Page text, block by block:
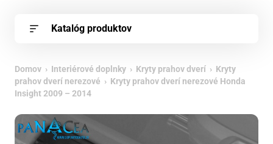
Katalóg produktov
Domov › Interiérové doplnky › Kryty prahov dverí › Kryty
prahov dverí nerezové › Kryty prahov dverí nerezové Honda
Insight 2009 – 2014